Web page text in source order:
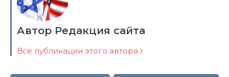
Автор Редакция сайта
Все публикации этого автора